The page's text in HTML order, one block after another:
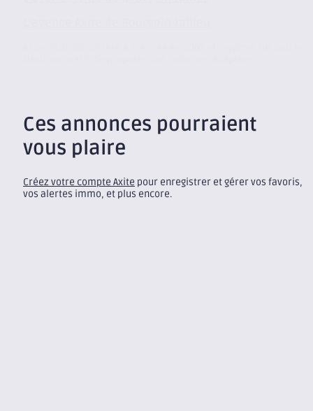
Ces annonces pourraient
vous plaire
Créez votre compte Axite pour enregistrer et gérer vos favoris,
vos alertes immo, et plus encore.